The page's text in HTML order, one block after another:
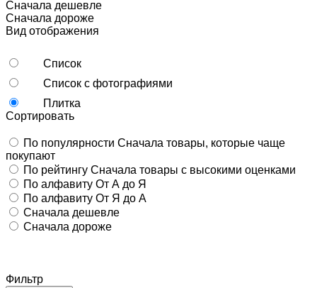
Сначала дешевле
Сначала дороже
Вид отображения
Список
Список с фотографиями
Плитка
Сортировать
По популярности Сначала товары, которые чаще
покупают
По рейтингу Сначала товары с высокими оценками
По алфавиту От А до Я
По алфавиту От Я до А
Сначала дешевле
Сначала дороже
Фильтр